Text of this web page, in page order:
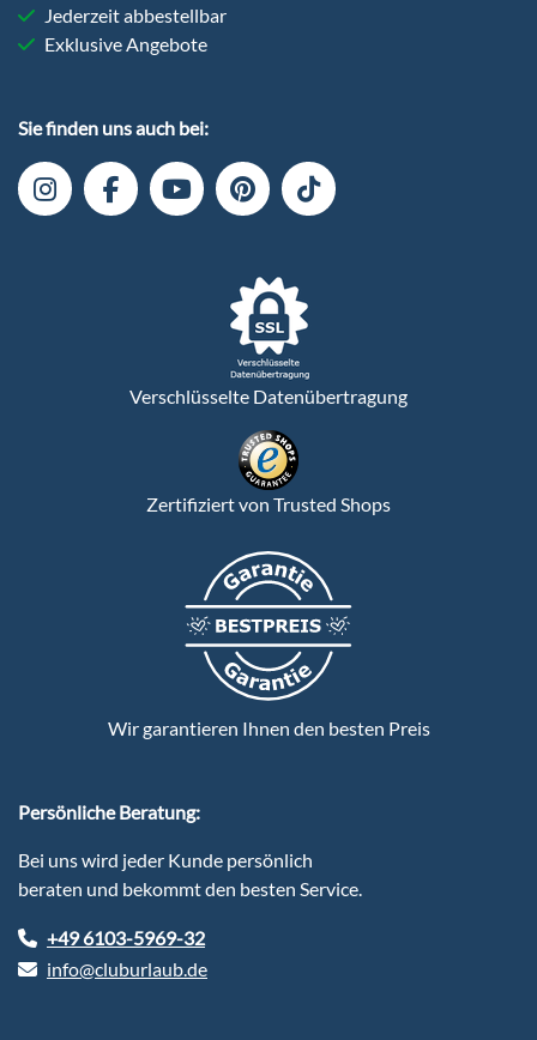
Sie finden uns auch bei:
Verschlüsselte Datenübertragung
Zertifiziert von Trusted Shops
Wir garantieren Ihnen den besten Preis
Jederzeit abbestellbar
Exklusive Angebote
Persönliche Beratung:
Bei uns wird jeder Kunde persönlich
beraten und bekommt den besten Service.
+49 6103-5969-32
info@cluburlaub.de